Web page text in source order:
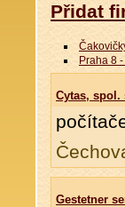
Přidat
Praha 8
Cytas, spol.
Gestetner